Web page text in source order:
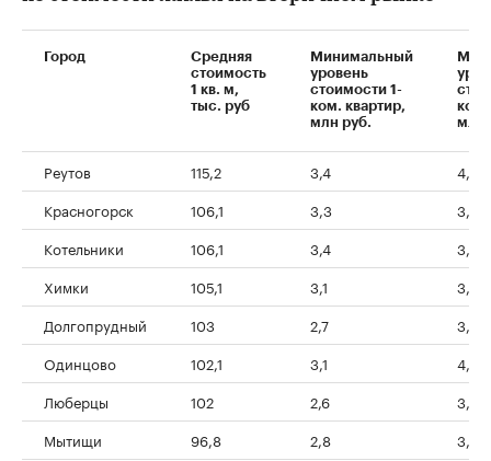
Город
Средняя
стоимость
1 кв. м,
тыс. руб
Минимальный
уровень
стоимости 1-
ком. квартир,
млн руб.
ком.
млн
Реутов 115,2 3,4
4,4
Красногорск
106,1 3,3
3,9
Котельники
106,1 3,4
3,7
Химки
105,1 3,1
3,9
Долгопрудный
103 2,7
3,4
Одинцово
102,1 3,1
4,1
Люберцы
102 2,6
3,2
Мытищи
96,8 2,8
3,2